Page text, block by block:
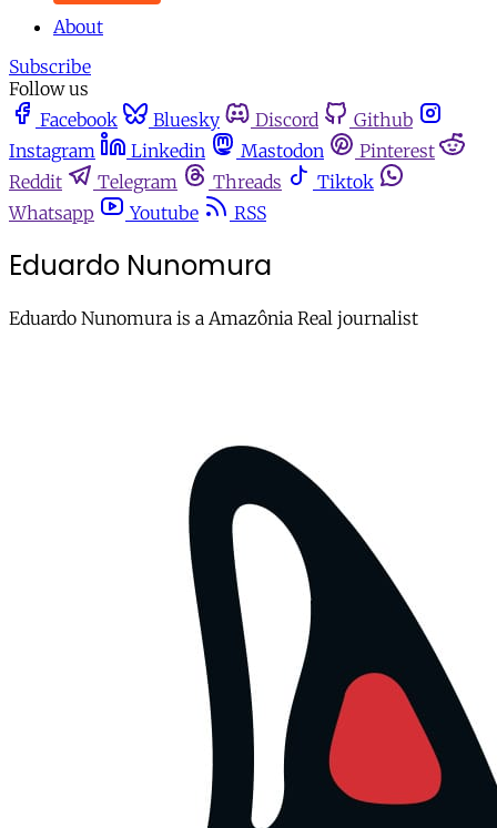
About
Subscribe
Follow us
Facebook
Bluesky Discord
Github
Instagram
Linkedin Mastodon
Pinterest
Reddit
Telegram Threads
Tiktok
Whatsapp
Youtube RSS
Eduardo Nunomura
Eduardo Nunomura is a Amazônia Real journalist